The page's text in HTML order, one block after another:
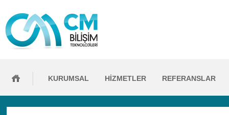
KURUMSAL HİZMETLER REFERANSLAR